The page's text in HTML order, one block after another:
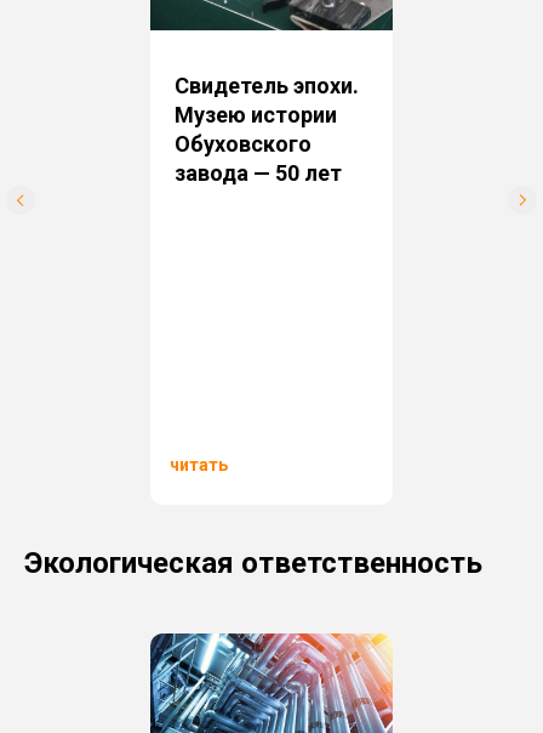
Свидетель эпохи.
Музею истории
Обуховского
завода — 50 лет
читать
Экологическая ответственность